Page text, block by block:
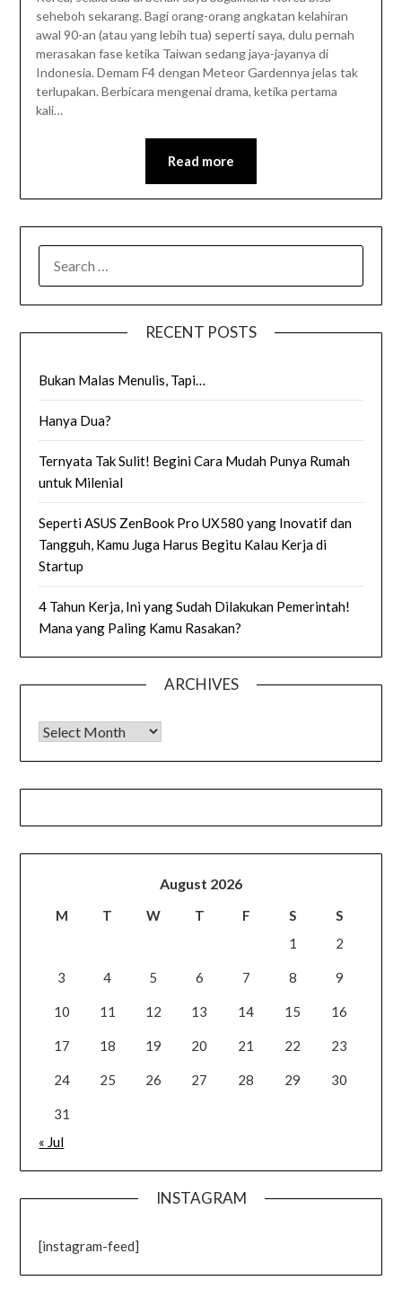
seheboh sekarang. Bagi orang-orang angkatan kelahiran
awal 90-an (atau yang lebih tua) seperti saya, dulu pernah
merasakan fase ketika Taiwan sedang jaya-jayanya di
Indonesia. Demam F4 dengan Meteor Gardennya jelas tak
terlupakan. Berbicara mengenai drama, ketika pertama
kali…
Read more
FOR:
RECENT POSTS
Bukan Malas Menulis, Tapi…
Hanya Dua?
Ternyata Tak Sulit! Begini Cara Mudah Punya Rumah
untuk Milenial
Seperti ASUS ZenBook Pro UX580 yang Inovatif dan
Tangguh, Kamu Juga Harus Begitu Kalau Kerja di
Startup
4 Tahun Kerja, Ini yang Sudah Dilakukan Pemerintah!
Mana yang Paling Kamu Rasakan?
ARCHIVES
Archives
August 2026
M T W T F S
S
1
2
3 4 5 6 7 8 9
10 11 12 13 14 15 16
17 18 19 20 21 22 23
24 25 26 27 28 29 30
31
« Jul
INSTAGRAM
[instagram-feed]